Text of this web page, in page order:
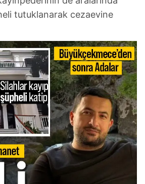
tutuklanarak cezaevine